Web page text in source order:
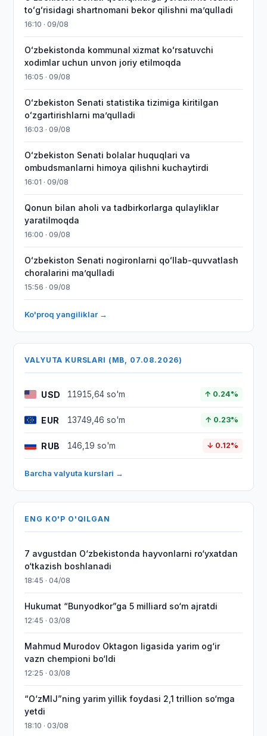
toʻgʻrisidagi shartnomani bekor qilishni maʼqulladi
16:10 · 09/08
Oʻzbekistonda kommunal xizmat koʻrsatuvchi
xodimlar uchun unvon joriy etilmoqda
16:05 · 09/08
Oʻzbekiston Senati statistika tizimiga kiritilgan
oʻzgartirishlarni maʼqulladi
16:03 · 09/08
Oʻzbekiston Senati bolalar huquqlari va
ombudsmanlarni himoya qilishni kuchaytirdi
16:01 · 09/08
Qonun bilan aholi va tadbirkorlarga qulayliklar
yaratilmoqda
16:00 · 09/08
Oʻzbekiston Senati nogironlarni qoʻllab-quvvatlash
choralarini maʼqulladi
15:56 · 09/08
Ko'proq yangiliklar →
VALYUTA KURSLARI (MB, 07.08.2026)
USD 11915,64 so'm ↑ 0.24%
EUR 13749,46 so'm ↑ 0.23%
RUB 146,19 so'm ↓ 0.12%
Barcha valyuta kurslari →
ENG KO'P O'QILGAN
7 avgustdan O‘zbekistonda hayvonlarni ro‘yxatdan
o‘tkazish boshlanadi
18:45 · 04/08
Hukumat “Bunyodkor”ga 5 milliard so‘m ajratdi
12:45 · 03/08
Mahmud Murodov Oktagon ligasida yarim og‘ir
vazn chempioni bo‘ldi
12:25 · 03/08
“O‘zMIJ”ning yarim yillik foydasi 2,1 trillion so‘mga
yetdi
18:10 · 03/08